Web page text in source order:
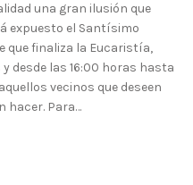
una gran ilusión que
expuesto el Santísimo
que finaliza la Eucaristía,
desde las 16:00 horas hasta
vecinos que deseen
hacer. Para…